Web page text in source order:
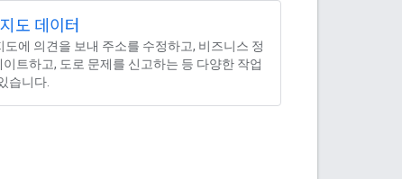
도 데이터
도에 의견을 보내 주소를 수정하고, 비즈니스 정
이트하고, 도로 문제를 신고하는 등 다양한 작업
습니다.